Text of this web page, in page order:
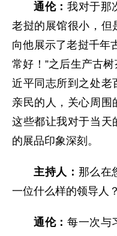
通伦： 我对于那
老挝的展馆很小，但
向他展示了老挝千年
常好！”之后生产古
近平同志所到之处老
亲民的人，关心周围
这些都让我对于当天
的展品印象深刻。
主持人： 那么在
一位什么样的领导人？
通伦： 每一次与